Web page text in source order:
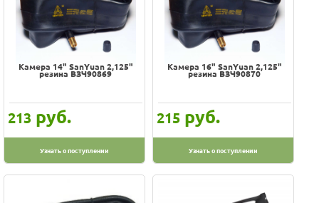
Камера 14" SanYuan 2,125"
резина ВЗЧ90869
213 руб.
Узнать о поступлении
Камера 16" SanYuan 2,125"
резина ВЗЧ90870
215 руб.
Узнать о поступлении